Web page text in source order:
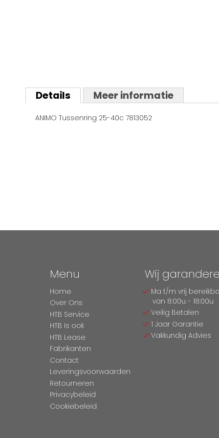
naar
het
van
Details
ANIMO Tussenring 25-40c 7813052
Meer informatie
Menu
Home
Over Ons
HTB Service
HTB Is ook
HTB Lease
Fabrikanten
Contact
Leveringsvoorwaarden
Retourneren
Privacybeleid
Cookiebeleid
Wij
Ma t/m vrij
van 8:00u - 18:00u
Veilig Betalen
1 Jaar Garantie
Vakkundig Advies